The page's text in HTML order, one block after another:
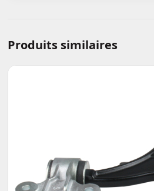
Produits similaires